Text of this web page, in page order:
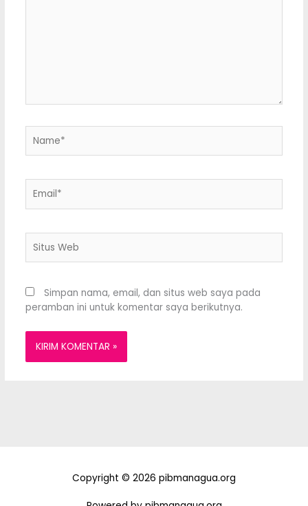
Web
Simpan nama, email, dan situs web saya pada
peramban ini untuk komentar saya berikutnya.
Copyright © 2026 pibmanagua.org